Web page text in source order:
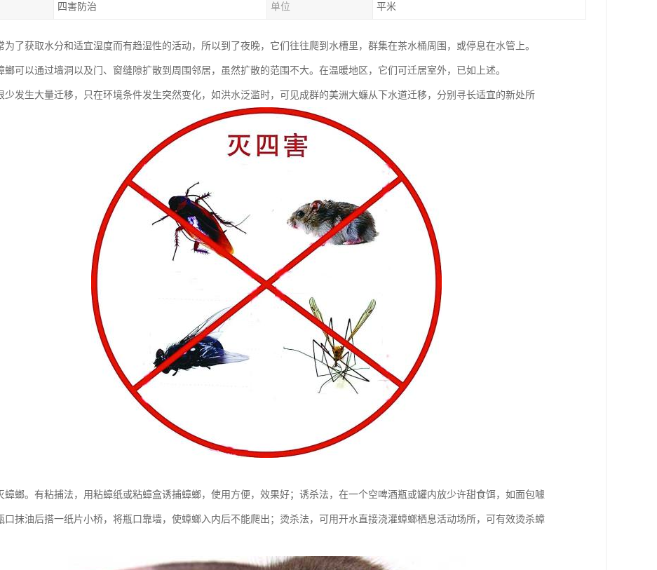
四害防治 单位 平米
为了获取水分和适宜湿度而有趋湿性的活动，所以到了夜晚，它们往往爬到水槽里，群集在茶水桶周围，或停息在水管上。
螂可以通过墙洞以及门、窗缝隙扩散到周围邻居，虽然扩散的范围不大。在温暖地区，它们可迁居室外，已如上述。
少发生大量迁移，只在环境条件发生突然变化，如洪水泛滥时，可见成群的美洲大蠊从下水道迁移，分别寻长适宜的新处所
蟑螂。有粘捕法，用粘蟑纸或粘蟑盒诱捕蟑螂，使用方便，效果好；诱杀法，在一个空啤酒瓶或罐内放少许甜食饵，如面包噱
口抹油后搭一纸片小桥，将瓶口靠墙，使蟑螂入内后不能爬出；烫杀法，可用开水直接浇灌蟑螂栖息活动场所，可有效烫杀蟑